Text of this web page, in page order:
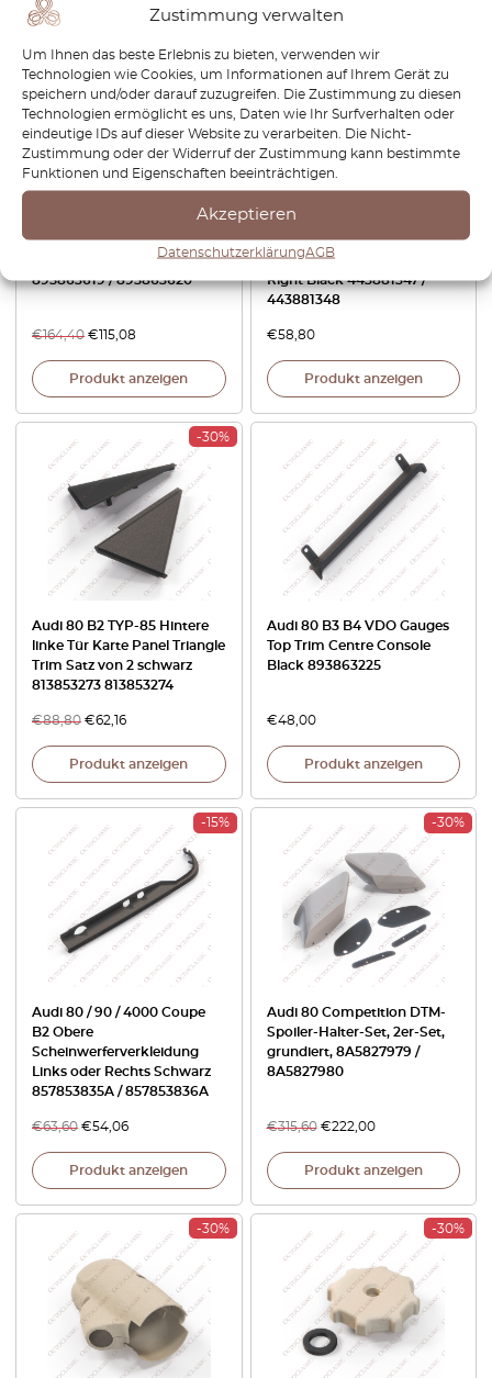
Zustimmung verwalten
Um Ihnen das beste Erlebnis zu bieten, verwenden wir
Technologien wie Cookies, um Informationen auf Ihrem Gerät zu
speichern und/oder darauf zuzugreifen. Die Zustimmung zu diesen
Technologien ermöglicht es uns, Daten wie Ihr Surfverhalten oder
eindeutige IDs auf dieser Website zu verarbeiten. Die Nicht-
Zustimmung oder der Widerruf der Zustimmung kann bestimmte
Funktionen und Eigenschaften beeinträchtigen.
Akzeptieren
DatenschutzerklärungAGB
-30%
Audi Coupe Paketablagen
895863619 / 895863620
€164,40 €115,08
Produkt anzeigen
Audi 80 90 B2 VW Golf MK2
Cap For Guide Rail Left And
Right Black 443881347 /
443881348
€58,80
Produkt anzeigen
-30%
Audi 80 B2 TYP-85 Hintere
linke Tür Karte Panel Triangle
Trim Satz von 2 schwarz
813853273 813853274
€88,80 €62,16
Produkt anzeigen
Audi 80 B3 B4 VDO Gauges
Top Trim Centre Console
Black 893863225
€48,00
Produkt anzeigen
-15%
Audi 80 / 90 / 4000 Coupe
B2 Obere
Scheinwerferverkleidung
Links oder Rechts Schwarz
857853835A / 857853836A
€63,60 €54,06
Produkt anzeigen
-30%
Audi 80 Competition DTM-
Spoiler-Halter-Set, 2er-Set,
grundiert, 8A5827979 /
8A5827980
€315,60 €222,00
Produkt anzeigen
-30% -30%